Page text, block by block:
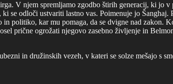
V njem spremljamo zgodbo štirih generacij, ki jo
se odloči ustvariti lastno vas. Poimenuje jo
politiko, kar mu pomaga, da se dvigne nad zakon.
prične ogrožati njegovo zasebno življenje in
in družinskih vezeh, v kateri se solze mešajo s